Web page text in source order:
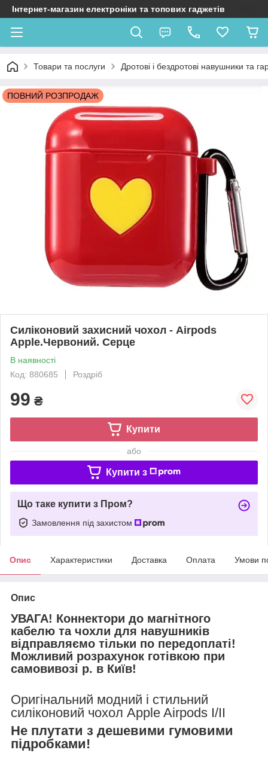
Інтернет-магазин електроніки та топових гаджетів
Товари та послуги Дротові і бездротові навушники та
ПОВНИЙ РОЗПРОДАЖ
Силіконовий захисний чохол - Airpods
Apple.Червоний. Серце
В наявності
Код: 880685
Роздріб
99 ₴
Купити
або
Купити з
Що таке купити з Пром?
Замовлення під захистом
Опис Характеристики Доставка Оплата Умови
Опис
УВАГА! Коннектори до магнітного
кабелю та чохли для навушників
відправляємо тільки по передоплаті!
Можливий розрахунок готівкою при
самовивозі р. в Київ!
Оригінальний модний і стильний
силіконовий чохол Apple Airpods I/II
Не плутати з дешевими гумовими
підробками!